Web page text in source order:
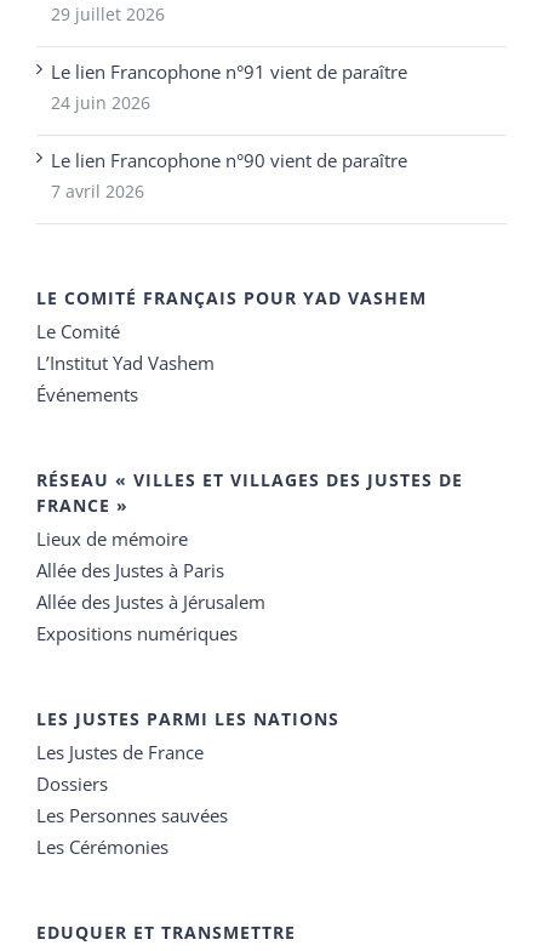
29 juillet 2026
Le lien Francophone n°91 vient de paraître
24 juin 2026
Le lien Francophone n°90 vient de paraître
7 avril 2026
LE COMITÉ FRANÇAIS POUR YAD VASHEM
Le Comité
L’Institut Yad Vashem
Événements
RÉSEAU « VILLES ET VILLAGES DES JUSTES DE
FRANCE »
Lieux de mémoire
Allée des Justes à Paris
Allée des Justes à Jérusalem
Expositions numériques
LES JUSTES PARMI LES NATIONS
Les Justes de France
Dossiers
Les Personnes sauvées
Les Cérémonies
EDUQUER ET TRANSMETTRE